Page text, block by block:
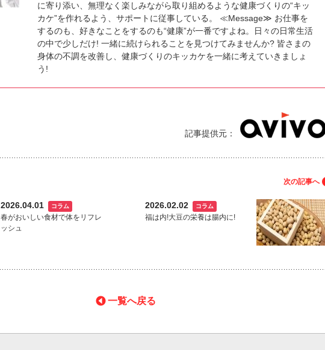
に寄り添い、無理なく楽しみながら取り組めるような健康づくりの“キッ
カケ”を作れるよう、サポートに従事している。 ≪Message≫ お仕事を
するのも、好きなことをするのも“健康”が一番ですよね。日々の日常生活
の中で少しだけ! 一緒に続けられることを見つけてみませんか? 皆さまの
身体の不調を改善し、健康づくりのキッカケを一緒に考えていきましょ
う!
記事提供元：
2026.04.01 コラム
春がおいしい食材で体をリフレ
ッシュ
次の記事へ
2026.02.02 コラム
福は内!大豆の栄養は腸内に!
一覧へ戻る